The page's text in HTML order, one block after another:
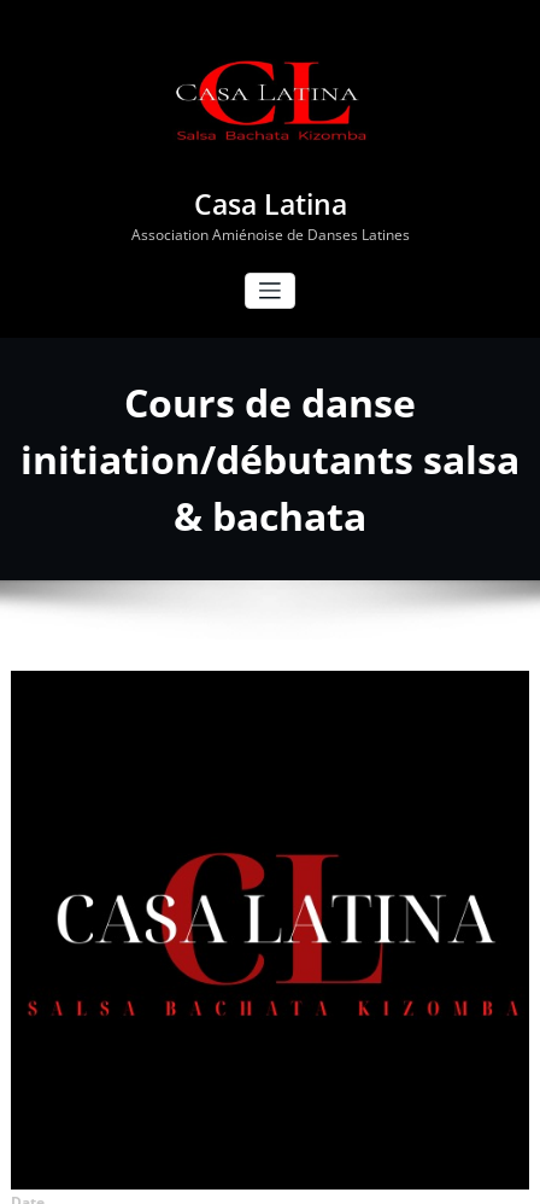
Casa Latina
Association Amiénoise de Danses Latines
Cours de danse
initiation/débutants salsa
& bachata